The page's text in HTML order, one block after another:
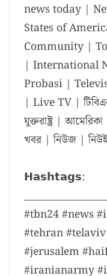
news today |
States of
Community |
| International
Probasi |
| Live TV |
যুক্তরাষ্ট্র |
খবর | নিউজ |
𝗛𝗮𝘀𝗵𝘁𝗮𝗴𝘀:
#tbn24 #news
#tehran
#jerusalem
#iranianarmy